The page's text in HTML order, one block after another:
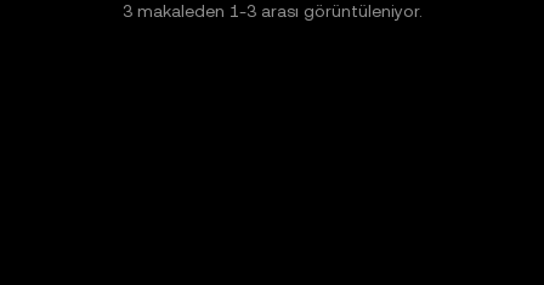
3makaleden 1-3arası görüntüleniyor.